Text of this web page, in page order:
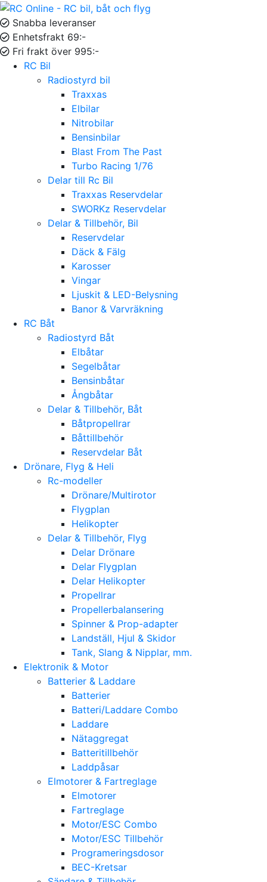
Snabba leveranser
Enhetsfrakt 69:-
Fri frakt över 995:-
RC Bil
Radiostyrd bil
Traxxas
Elbilar
Nitrobilar
Bensinbilar
Blast From The Past
Turbo Racing 1/76
Delar till Rc Bil
Traxxas Reservdelar
SWORKz Reservdelar
Delar & Tillbehör, Bil
Reservdelar
Däck & Fälg
Karosser
Vingar
Ljuskit & LED-Belysning
Banor & Varvräkning
RC Båt
Radiostyrd Båt
Elbåtar
Segelbåtar
Bensinbåtar
Ångbåtar
Delar & Tillbehör, Båt
Båtpropellrar
Båttillbehör
Reservdelar Båt
Drönare, Flyg & Heli
Rc-modeller
Drönare/Multirotor
Flygplan
Helikopter
Delar & Tillbehör, Flyg
Delar Drönare
Delar Flygplan
Delar Helikopter
Propellrar
Propellerbalansering
Spinner & Prop-adapter
Landställ, Hjul & Skidor
Tank, Slang & Nipplar, mm.
Elektronik & Motor
Batterier & Laddare
Batterier
Batteri/Laddare Combo
Laddare
Nätaggregat
Batteritillbehör
Laddpåsar
Elmotorer & Fartreglage
Elmotorer
Fartreglage
Motor/ESC Combo
Motor/ESC Tillbehör
Programeringsdosor
BEC-Kretsar